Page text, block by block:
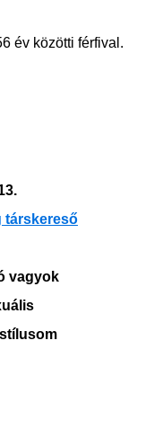
év közötti férfival.
társkereső
vagyok